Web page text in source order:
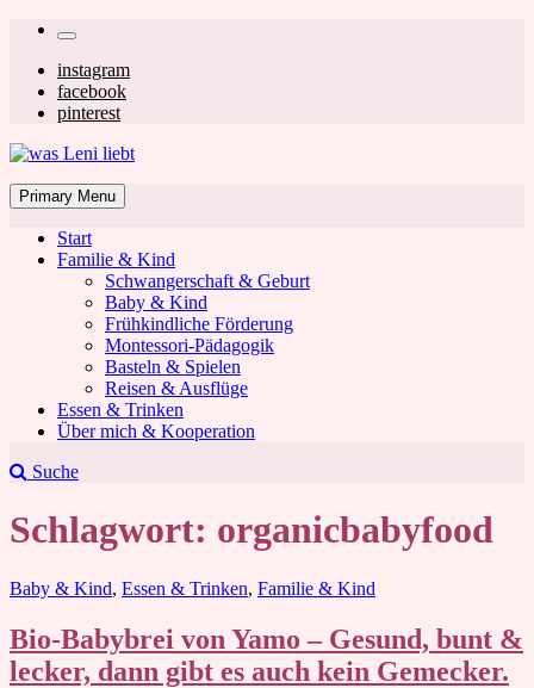
Skip
content
Secondary
left
navigation
Secondary
right
navigation
instagram
facebook
pinterest
was Leni liebt
Mom & Lifestyle Blog
Primary Menu
Start
Familie & Kind
Schwangerschaft & Geburt
Baby & Kind
Frühkindliche Förderung
Montessori-Pädagogik
Basteln & Spielen
Reisen & Ausflüge
Essen & Trinken
Über mich & Kooperation
Suche
Schlagwort: organicbabyfood
Blog
Baby & Kind, Essen & Trinken, Familie & Kind
Bio-Babybrei von Yamo – Gesund, bunt &
lecker, dann gibt es auch kein Gemecker.